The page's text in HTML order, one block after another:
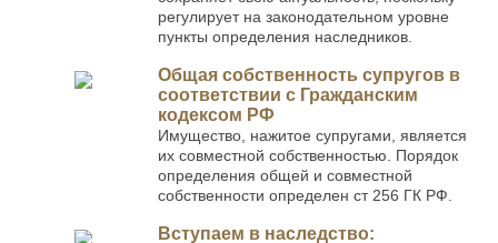
регулирует на законодательном уровне
пункты определения наследников.
Общая собственность супругов в
соответствии с Гражданским
кодексом РФ
Имущество, нажитое супругами, является
их совместной собственностью. Порядок
определения общей и совместной
собственности определен ст 256 ГК РФ.
Вступаем в наследство: